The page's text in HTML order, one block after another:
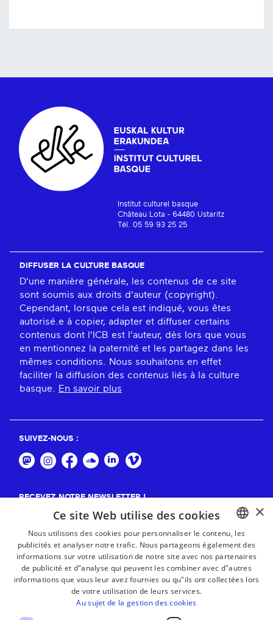
Institut culturel basque
Château Lota - 64480 Ustaritz
Tél. 05 59 93 25 25
DIFFUSER LA CULTURE BASQUE
D'une manière générale, les contenus de ce site
sont soumis aux droits d'auteur (copyright).
Cependant, lorsque cela est indiqué, vous êtes
autorisé.e à copier, adapter et diffuser certains
contenus dont l'ICB est l'auteur, dès lors que vous
en mentionnez la paternité et les partagez dans les
mêmes conditions. Nous souhaitons en effet
faciliter la diffusion des contenus liés à la culture
basque.
En savoir plus
SUIVEZ-NOUS :
RECEVEZ NOTRE NEWSLETTER !
BASQUE
FRENCH
×
Ce site Web utilise des cookies
Nous utilisons des cookies pour personnaliser le contenu, les
publicités et analyser notre trafic. Nous partageons également des
informations sur votre utilisation de notre site avec nos partenaires
de publicité et d"analyse qui peuvent les combiner avec d"autres
informations que vous leur avez fournies ou qu"ils ont collectées lors
de votre utilisation de leurs services.
Au sujet de la gestion des cookies